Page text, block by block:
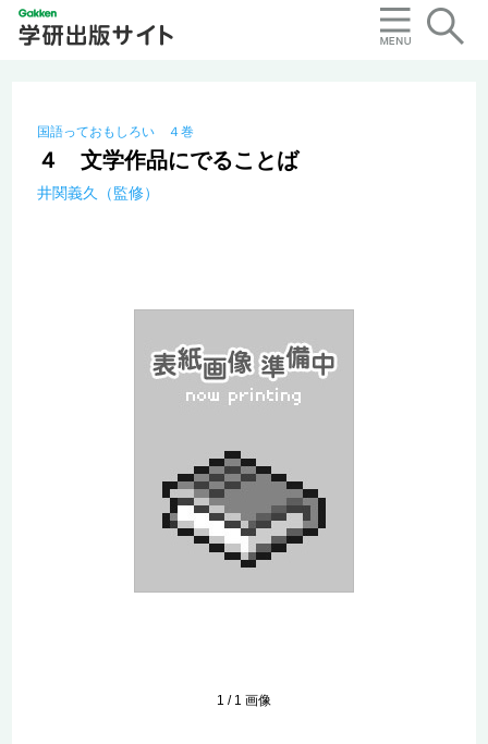
国語っておもしろい ４巻
４ 文学作品にでることば
井関義久（監修）
1 / 1 画像